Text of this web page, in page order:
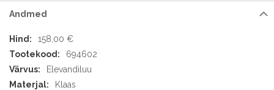
Andmed
Andmed158,00 €
694602
Elevandiluu
Klaas